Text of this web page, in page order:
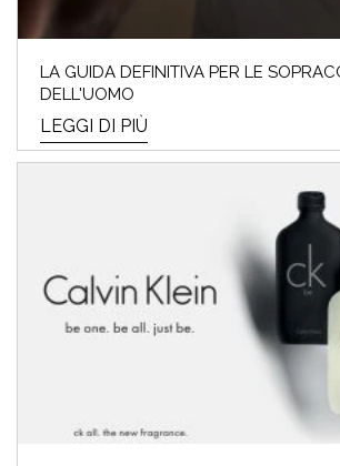
LA GUIDA DEFINITIVA PER LE
DELL'UOMO
LEGGI DI PIÙ